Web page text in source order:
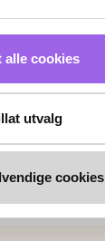
alle cookies
utvalg
cookies